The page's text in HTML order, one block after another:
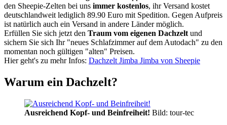
den Sheepie-Zelten bei uns immer kostenlos, ihr Versand kostet
deutschlandweit lediglich 89.90 Euro mit Spedition. Gegen Aufpreis
ist natürlich auch ein Versand in andere Länder möglich.
Erfüllen Sie sich jetzt den Traum vom eigenen Dachzelt und
sichern Sie sich Ihr "neues Schlafzimmer auf dem Autodach" zu den
momentan noch gültigen "alten" Preisen.
Hier geht's zu mehr Infos: Dachzelt Jimba Jimba von Sheepie
Warum ein Dachzelt?
Ausreichend Kopf- und Beinfreiheit! Bild: tour-tec